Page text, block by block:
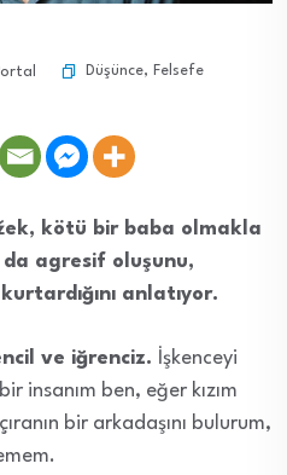
Düşünce, Felsefe
kötü bir baba olmakla
agresif oluşunu,
anlatıyor.
ve iğrenciz. İşkenceyi
insanım ben, eğer kızım
bir arkadaşını bulurum,